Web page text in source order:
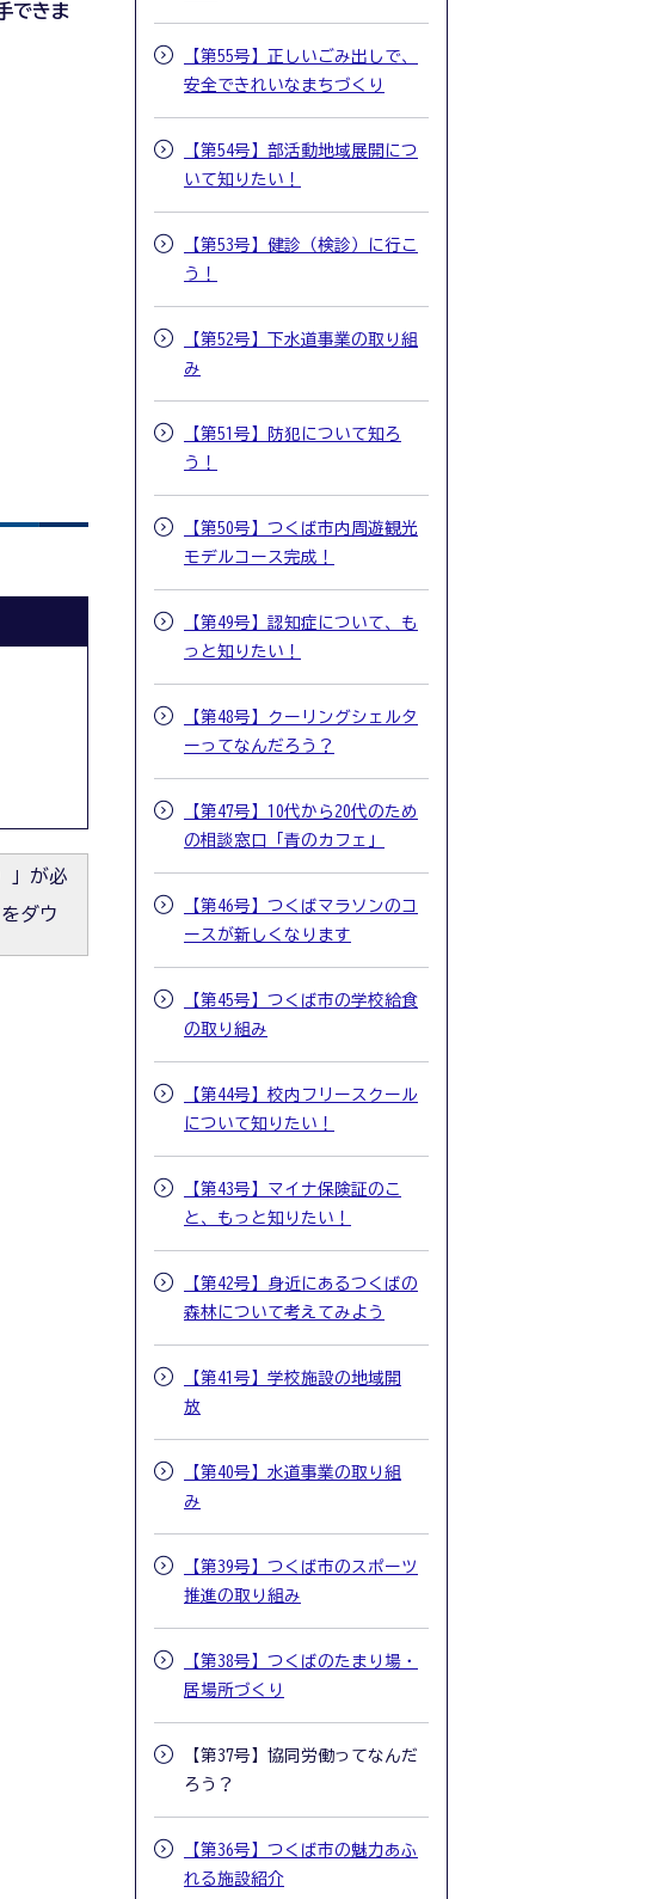
できま
」が必
ダウ
【第55号】正しいごみ出しで、
安全できれいなまちづくり
【第54号】部活動地域展開につ
いて知りたい！
【第53号】健診（検診）に行こ
う！
【第52号】下水道事業の取り組
み
【第51号】防犯について知ろ
う！
【第50号】つくば市内周遊観光
モデルコース完成！
【第49号】認知症について、も
っと知りたい！
【第48号】クーリングシェルタ
ーってなんだろう？
【第47号】10代から20代のため
の相談窓口「青のカフェ」
【第46号】つくばマラソンのコ
ースが新しくなります
【第45号】つくば市の学校給食
の取り組み
【第44号】校内フリースクール
について知りたい！
【第43号】マイナ保険証のこ
と、もっと知りたい！
【第42号】身近にあるつくばの
森林について考えてみよう
【第41号】学校施設の地域開
放
【第40号】水道事業の取り組
み
【第39号】つくば市のスポーツ
推進の取り組み
【第38号】つくばのたまり場・
居場所づくり
【第37号】協同労働ってなんだ
ろう？
【第36号】つくば市の魅力あふ
れる施設紹介